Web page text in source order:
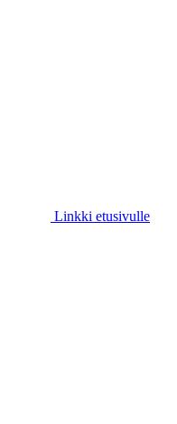
Linkki etusivulle